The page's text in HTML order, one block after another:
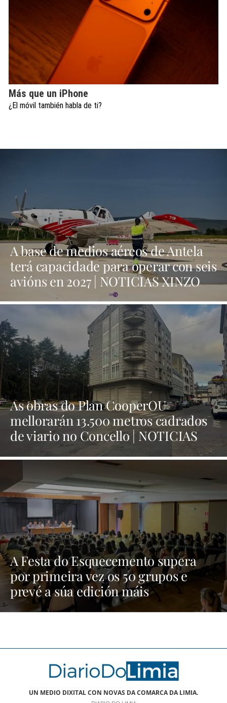
Más que un iPhone
¿El móvil también habla de ti?
A base de medios aéreos de Antela
terá capacidade para operar con seis
avións en 2027 | NOTICIAS XINZO
As obras do Plan CooperOU
mellorarán 13.500 metros cadrados
de viario no Concello | NOTICIAS
A Festa do Esquecemento supera
por primeira vez os 50 grupos e
prevé a súa edición máis
multitudinaria | NOTICIAS XINZO
UN MEDIO DIXITAL CON NOVAS DA COMARCA DA LIMIA.